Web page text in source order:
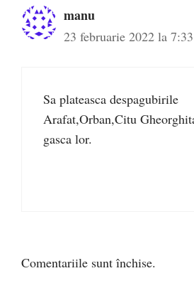
manu
23 februarie 2022 la
Sa plateasca despagubirile
Arafat,Orban,Citu
gasca lor.
Comentariile sunt închise.